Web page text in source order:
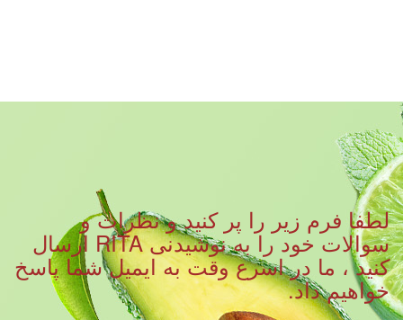
لطفا فرم زیر را پر کنید و نظرات و
سوالات خود را به نوشیدنی RITA ارسال
کنید ، ما در اسرع وقت به ایمیل شما پاسخ
خواهیم داد.